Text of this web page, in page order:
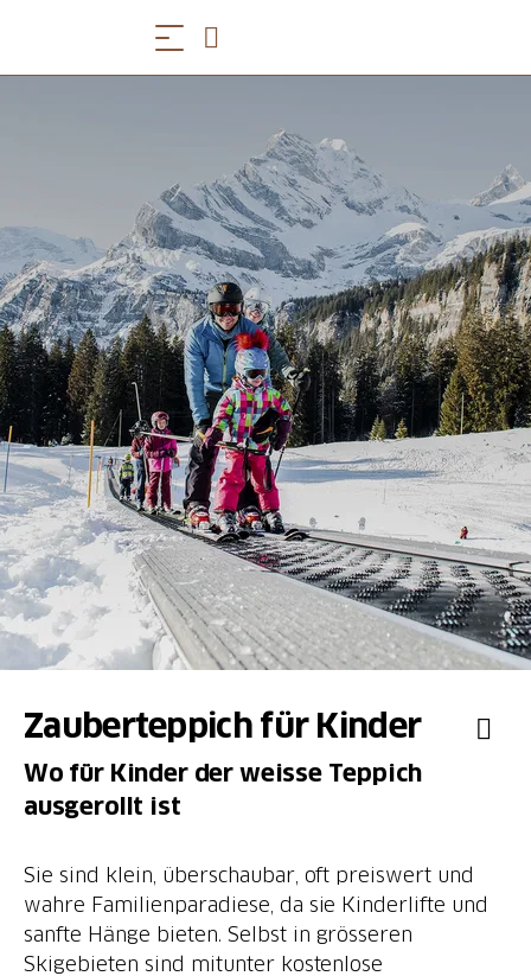
Zauberteppich für Kinder
Wo für Kinder der weisse Teppich
ausgerollt ist
Sie sind klein, überschaubar, oft preiswert und
wahre Familienparadiese, da sie Kinderlifte und
sanfte Hänge bieten. Selbst in grösseren
Skigebieten sind mitunter kostenlose